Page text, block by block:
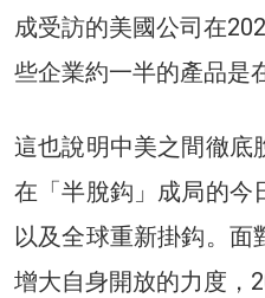
成受訪的美國公司在
些企業約一半的產品是
這也說明中美之間徹底
在「半脫鈎」成局的今
以及全球重新掛鈎。面
增大自身開放的力度，